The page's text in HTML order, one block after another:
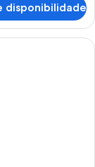
disponibilidade
camas, mesa de